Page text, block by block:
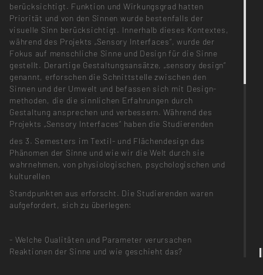
berücksichtigt. Funktion und Wirkungsgrad hatten
Priorität und von den Sinnen wurde bestenfalls der
visuelle Sinn berücksichtigt. Innerhalb dieses Kontextes,
während des Projekts „Sensory Interfaces“, wurde der
Fokus auf menschliche Sinne und Design für die Sinne
gestellt. Derartige Gestaltungsansätze, „sensory design“
genannt, erforschen die Schnittstelle zwischen den
Sinnen und der Umwelt und befassen sich mit Design-
methoden, die die sinnlichen Erfahrungen durch
Gestaltung ansprechen und verbessern. Während des
Projekts „Sensory Interfaces“ haben die Studierenden
des 3. Semesters im Textil- und Flächendesign das
Phänomen der Sinne und wie wir die Welt durch sie
wahrnehmen, von physiologischen, psychologischen und
kulturellen
Standpunkten aus erforscht. Die Studierenden waren
aufgefordert, sich zu überlegen:
- Welche Qualitäten und Parameter verursachen
Reaktionen der Sinne und wie geschieht das?